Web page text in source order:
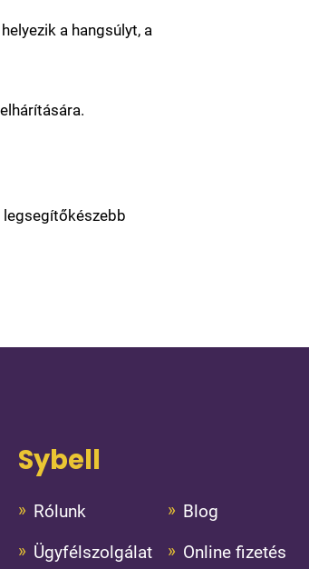
a hangsúlyt, a
legsegítőkészebb
Sybell
Rólunk
Blog
Ügyfélszolgálat
Online fizetés